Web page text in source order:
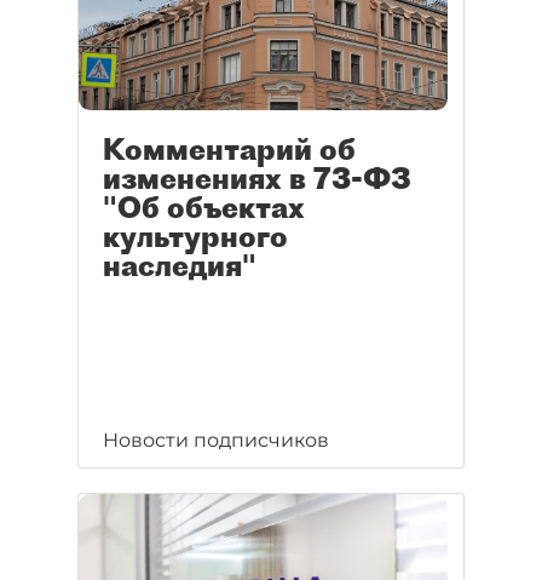
Комментарий об
изменениях в 73-ФЗ
"Об объектах
культурного
наследия"
Новости подписчиков